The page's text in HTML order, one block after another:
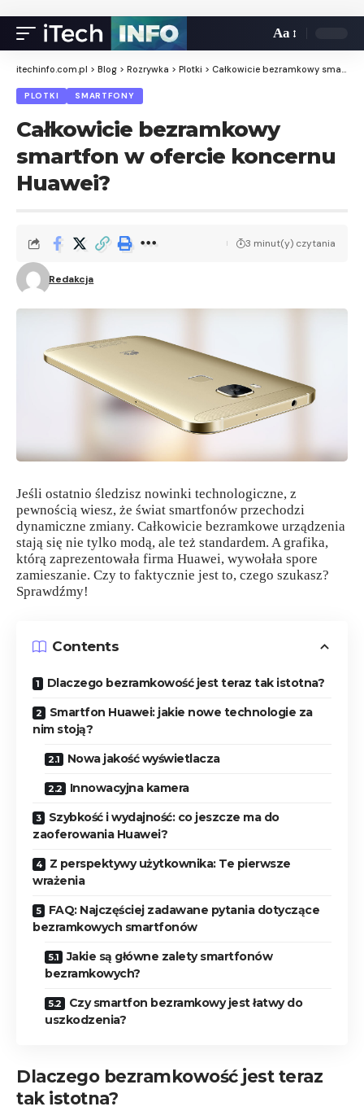
Aa
itechinfo.com.pl > Blog > Rozrywka > Plotki > Całkowicie bezramkowy smartfon w ofercie koncernu Huawei?
PLOTKI SMARTFONY
Całkowicie bezramkowy
smartfon w ofercie koncernu
Huawei?
Redakcja
3 minut(y) czytania
Jeśli ostatnio śledzisz nowinki technologiczne, z
pewnością wiesz, że świat smartfonów przechodzi
dynamiczne zmiany. Całkowicie bezramkowe urządzenia
stają się nie tylko modą, ale też standardem. A grafika,
którą zaprezentowała firma Huawei, wywołała spore
zamieszanie. Czy to faktycznie jest to, czego szukasz?
Sprawdźmy!
Contents
Dlaczego bezramkowość jest teraz tak istotna?
Smartfon Huawei: jakie nowe technologie za
nim stoją?
Nowa jakość wyświetlacza
Innowacyjna kamera
Szybkość i wydajność: co jeszcze ma do
zaoferowania Huawei?
Z perspektywy użytkownika: Te pierwsze
wrażenia
FAQ: Najczęściej zadawane pytania dotyczące
bezramkowych smartfonów
Jakie są główne zalety smartfonów
bezramkowych?
Czy smartfon bezramkowy jest łatwy do
uszkodzenia?
Dlaczego bezramkowość jest teraz
tak istotna?